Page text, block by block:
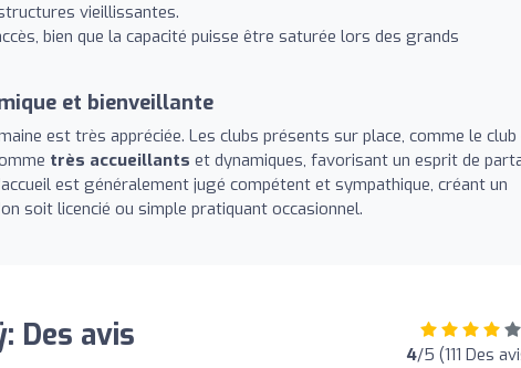
vieillissantes.
bien que la capacité puisse être saturée lors des grands
et bienveillante
est très appréciée. Les clubs présents sur place, comme le club
très accueillants et dynamiques, favorisant un esprit de
est généralement jugé compétent et sympathique, créant un
soit licencié ou simple pratiquant occasionnel.
Des avis 4/5 (111 Des